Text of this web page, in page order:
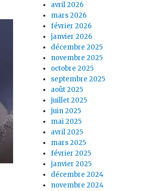
avril 2026
mars 2026
février 2026
janvier 2026
décembre 2025
novembre 2025
octobre 2025
septembre 2025
août 2025
juillet 2025
juin 2025
mai 2025
avril 2025
mars 2025
février 2025
janvier 2025
décembre 2024
novembre 2024